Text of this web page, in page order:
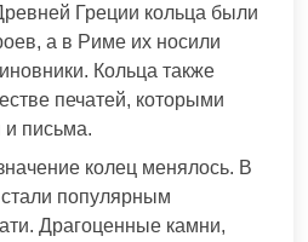
Греции кольца были
а в Риме их носили
Кольца также
печатей, которыми
и письма.
колец менялось. В
популярным
Драгоценные камни,